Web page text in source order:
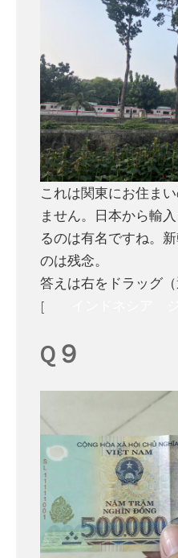
これは関東にお住ま
ません。日本から輸
るのは有名ですね。
のは残念。
答えは右をドラッグ
[
Q９